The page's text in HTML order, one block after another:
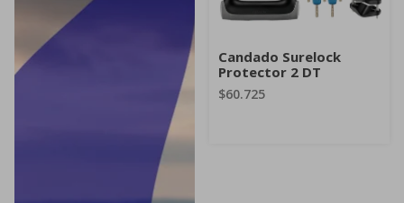
Candado Surelock
Protector 2 DT
$60.725